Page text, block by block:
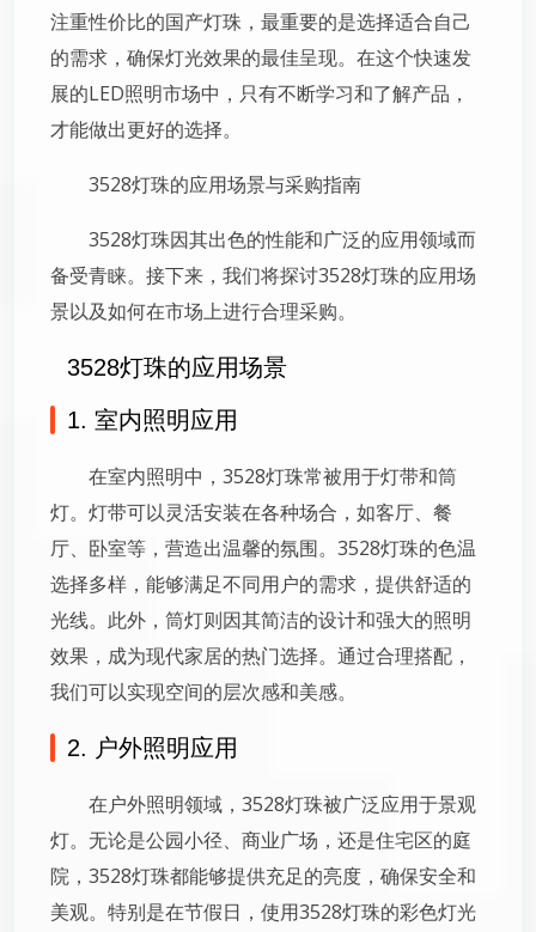
注重性价比的国产灯珠，最重要的是选择适合自己
的需求，确保灯光效果的最佳呈现。在这个快速发
展的LED照明市场中，只有不断学习和了解产品，
才能做出更好的选择。
3528灯珠的应用场景与采购指南
3528灯珠因其出色的性能和广泛的应用领域而
备受青睐。接下来，我们将探讨3528灯珠的应用场
景以及如何在市场上进行合理采购。
3528灯珠的应用场景
1. 室内照明应用
在室内照明中，3528灯珠常被用于灯带和筒
灯。灯带可以灵活安装在各种场合，如客厅、餐
厅、卧室等，营造出温馨的氛围。3528灯珠的色温
选择多样，能够满足不同用户的需求，提供舒适的
光线。此外，筒灯则因其简洁的设计和强大的照明
效果，成为现代家居的热门选择。通过合理搭配，
我们可以实现空间的层次感和美感。
2. 户外照明应用
在户外照明领域，3528灯珠被广泛应用于景观
灯。无论是公园小径、商业广场，还是住宅区的庭
院，3528灯珠都能够提供充足的亮度，确保安全和
美观。特别是在节假日，使用3528灯珠的彩色灯光